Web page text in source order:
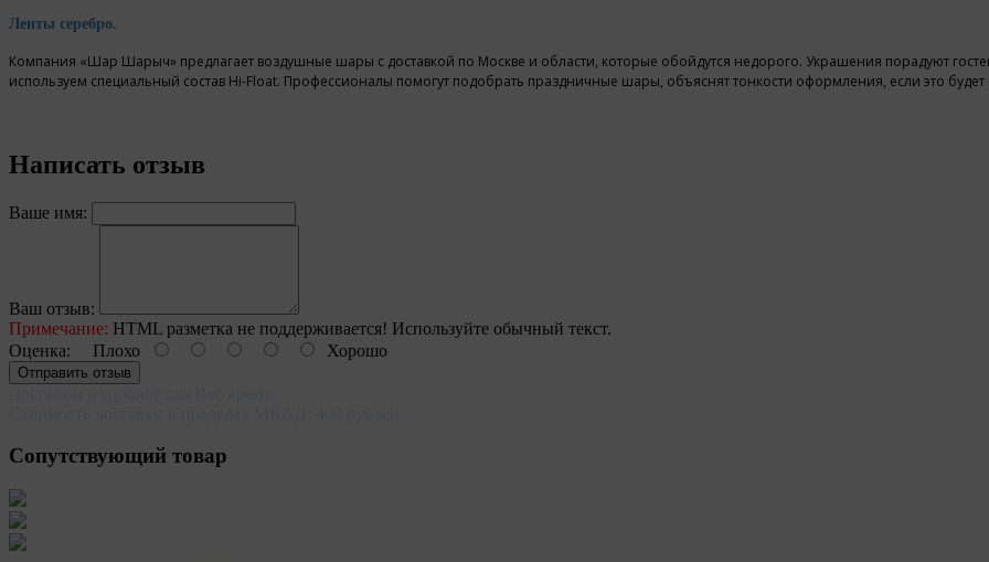
Ленты серебро.
Компания «Шар Шарыч» предлагает воздушные шары с доставкой по Москве и области, которые обойдутся недорого. Украшения порадуют
используем специальный состав Hi-Float. Профессионалы помогут подобрать праздничные шары, объяснят тонкости оформления, если это
Написать отзыв
Ваше имя:
Ваш отзыв:
Примечание: HTML разметка не поддерживается! Используйте обычный текст.
Оценка: Плохо Хорошо
Отправить отзыв
Cопутствующий товар